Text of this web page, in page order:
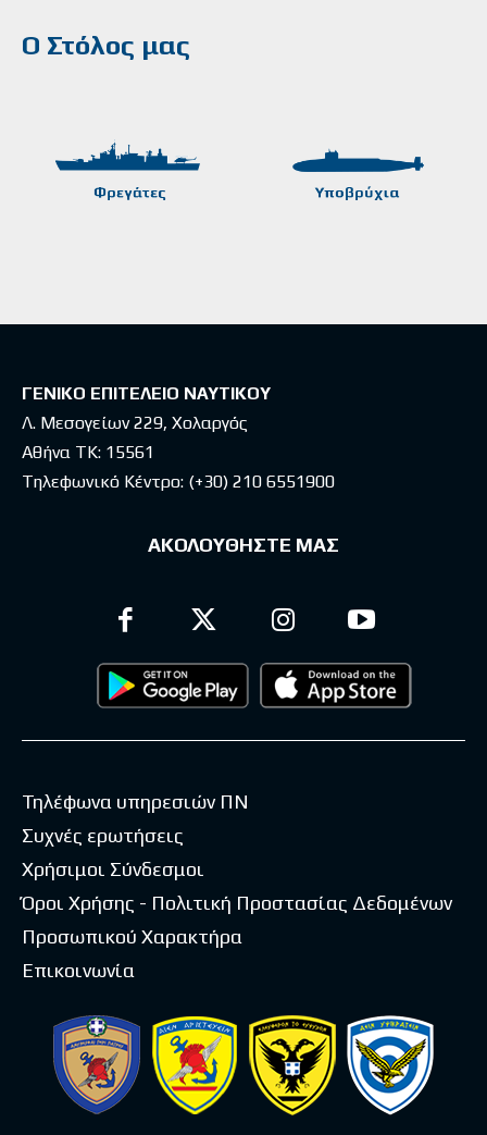
Ο Στόλος μας
ΓΕΝΙΚΟ ΕΠΙΤΕΛΕΙΟ ΝΑΥΤΙΚΟΥ
Λ. Μεσογείων 229, Χολαργός
Αθήνα ΤΚ: 15561
Τηλεφωνικό Κέντρο: (+30) 210 6551900
ΑΚΟΛΟΥΘΗΣΤΕ ΜΑΣ
Τηλέφωνα υπηρεσιών ΠΝ
Συχνές ερωτήσεις
Χρήσιμοι Σύνδεσμοι
Όροι Χρήσης - Πολιτική Προστασίας Δεδομένων
Προσωπικού Χαρακτήρα
Επικοινωνία